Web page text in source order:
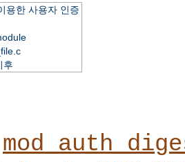
용한 사용자 인증
후